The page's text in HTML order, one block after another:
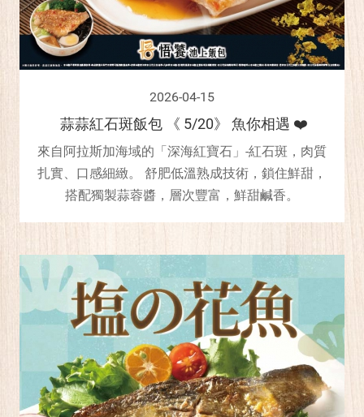
2026-04-15
蒜蒜紅石斑飯包 《 5/20》 魚你相遇 ❤️
來自阿拉斯加海域的「深海紅寶石」-紅石斑，肉質
扎實、口感細緻。 舒肥低溫熟成技術，鎖住鮮甜，
搭配獨製蒜蓉醬，層次豐富，鮮甜鹹香。